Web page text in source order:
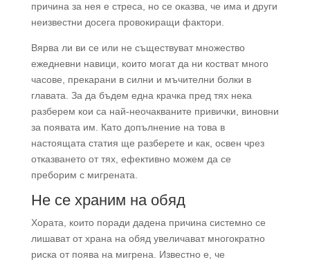
причина за нея е стреса, но се оказва, че има и други
неизвестни досега провокиращи фактори.
Вярва ли ви се или не съществуват множество
ежедневни навици, които могат да ни костват много
часове, прекарани в силни и мъчителни болки в
главата. За да бъдем една крачка пред тях нека
разберем кои са най-неочакваните привички, виновни
за появата им. Като допълнение на това в
настоящата статия ще разберете и как, освен чрез
отказването от тях, ефективно можем да се
преборим с мигрената.
Не се храним на обяд
Хората, които поради дадена причина системно се
лишават от храна на обяд увеличават многократно
риска от поява на мигрена. Известно е, че